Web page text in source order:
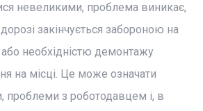
невеликими, проблема виникає,
закінчується забороною на
необхідністю демонтажу
на місці. Це може означати
проблеми з роботодавцем і, в